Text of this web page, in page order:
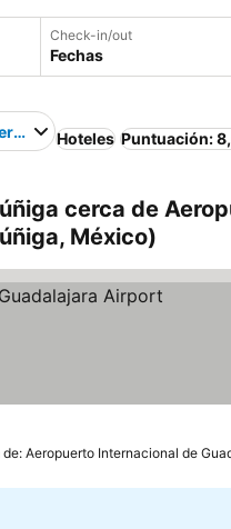
Check-in/out
Fechas
de Guadalajara
Hoteles Puntuación:
cerca de
México)
Aeropuerto Internacional de